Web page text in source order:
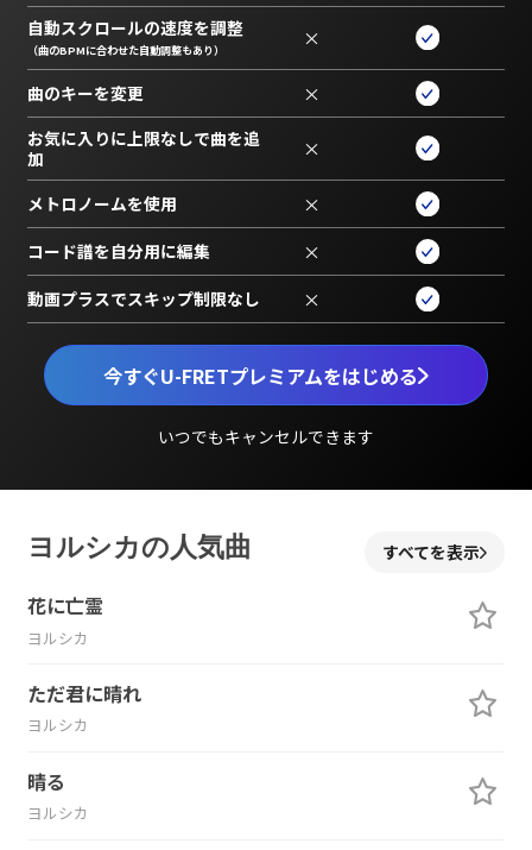
今すぐU-FRETプレミアムをはじめる
いつでもキャンセルできます
自動スクロールの速度を調整
（曲のBPMに合わせた自動調整もあり） ×
曲のキーを変更 ×
お気に入りに上限なしで曲を追
加
×
メトロノームを使用 ×
コード譜を自分用に編集 ×
動画プラスでスキップ制限なし ×
ヨルシカの人気曲 すべてを表示
花に亡霊
ヨルシカ
ただ君に晴れ
ヨルシカ
晴る
ヨルシカ